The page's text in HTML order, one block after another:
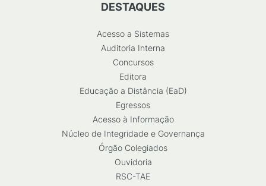
DESTAQUES
Acesso a Sistemas
Auditoria Interna
Concursos
Editora
Educação a Distância (EaD)
Egressos
Acesso à Informação
Núcleo de Integridade e Governança
Órgão Colegiados
Ouvidoria
RSC-TAE